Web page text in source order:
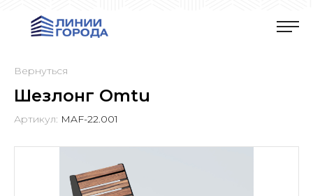
Вернуться
Шезлонг Omtu
Артикул: MAF-22.001